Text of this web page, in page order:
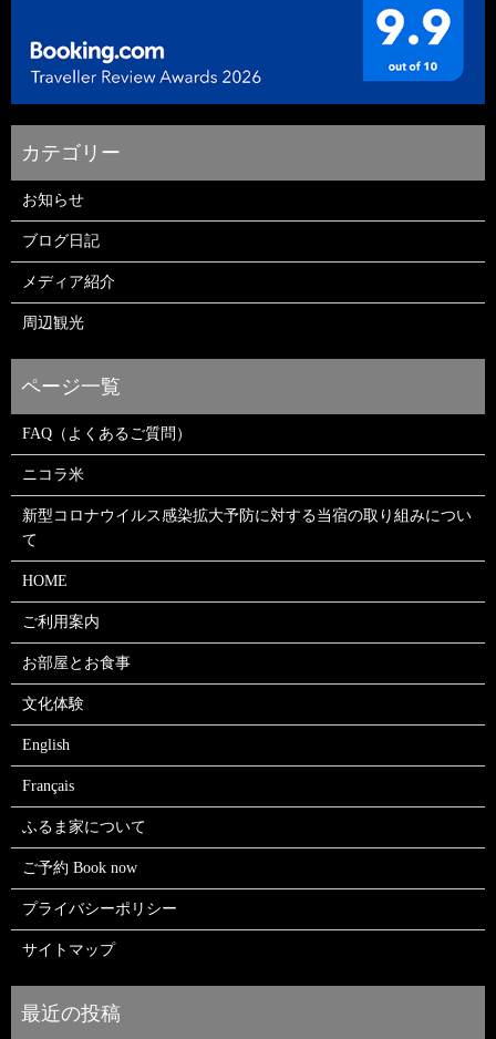
お知らせ
ブログ日記
メディア紹介
周辺観光
FAQ（よくあるご質問）
ニコラ米
新型コロナウイルス感染拡大予防に対する当宿の取り組みについ
て
HOME
ご利用案内
お部屋とお食事
文化体験
English
Français
ふるま家について
ご予約 Book now
プライバシーポリシー
サイトマップ